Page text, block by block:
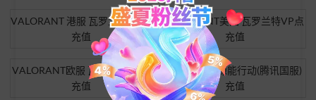
VALORANT 港服 瓦罗兰特VP点
充值
VALORANT美国 瓦罗兰特VP点
充值
VALORANT欧服 瓦罗兰特VP点
充值
无畏契约：源能行动(腾讯国服)
充值